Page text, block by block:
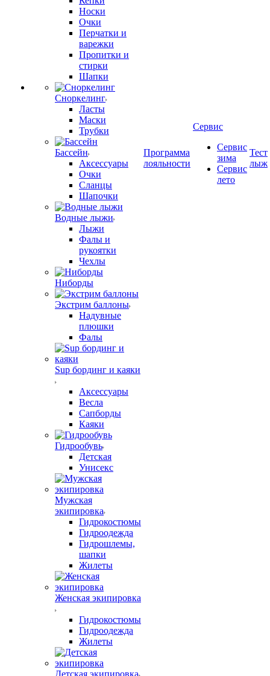
Носки
Очки
Перчатки и
варежки
Пропитки и
стирки
Шапки
Сноркелинг
Ласты
Маски
Трубки
Бассейн
Аксессуары
Очки
Сланцы
Шапочки
Водные лыжи
Лыжи
Фалы и
рукоятки
Чехлы
Ниборды
Экстрим баллоны
Надувные
плюшки
Фалы
Sup бординг и каяки
Аксессуары
Весла
Сапборды
Каяки
Гидрообувь
Детская
Унисекс
Мужская
экипировка
Гидрокостюмы
Гидроодежда
Гидрошлемы,
шапки
Жилеты
Женская экипировка
Гидрокостюмы
Гидроодежда
Жилеты
Детская экипировка
Программа
лояльности
Сервис
Сервис
зима
Сервис
лето
Тест
лыж